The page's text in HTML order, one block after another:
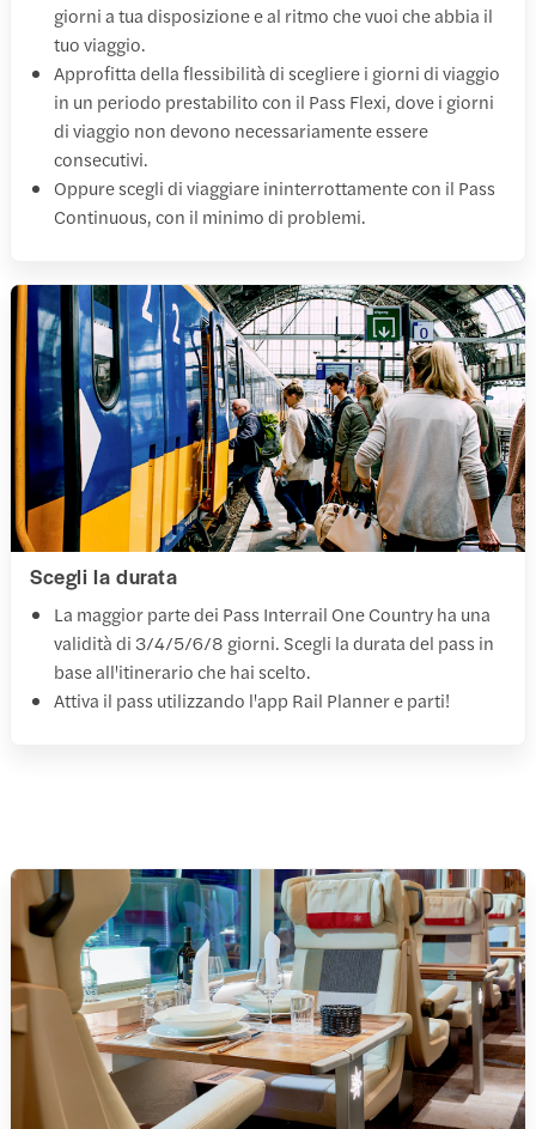
giorni a tua disposizione e al ritmo che vuoi che abbia il
tuo viaggio.
Approfitta della flessibilità di scegliere i giorni di viaggio
in un periodo prestabilito con il Pass Flexi, dove i giorni
di viaggio non devono necessariamente essere
consecutivi.
Oppure scegli di viaggiare ininterrottamente con il Pass
Continuous, con il minimo di problemi.
Scegli la durata
La maggior parte dei Pass Interrail One Country ha una
validità di 3/4/5/6/8 giorni. Scegli la durata del pass in
base all'itinerario che hai scelto.
Attiva il pass utilizzando l'app Rail Planner e parti!